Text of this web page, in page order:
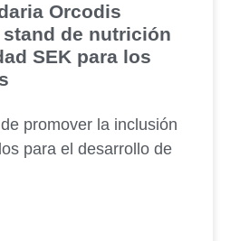
Orcodis
de nutrición
SEK para los
promover la inclusión
para el desarrollo de